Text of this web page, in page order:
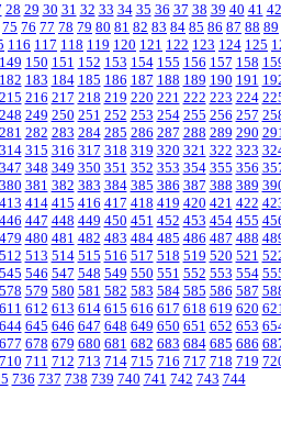
28 29 30 31 32 33 34 35 36 37 38 39 40 41 42
75 76 77 78 79 80 81 82 83 84 85 86 87 88 89
116 117 118 119 120 121 122 123 124 125
149 150 151 152 153 154 155 156 157 158
182 183 184 185 186 187 188 189 190 191
215 216 217 218 219 220 221 222 223 224
248 249 250 251 252 253 254 255 256 257
281 282 283 284 285 286 287 288 289 290
314 315 316 317 318 319 320 321 322 323
347 348 349 350 351 352 353 354 355 356
380 381 382 383 384 385 386 387 388 389
413 414 415 416 417 418 419 420 421 422
446 447 448 449 450 451 452 453 454 455
479 480 481 482 483 484 485 486 487 488
512 513 514 515 516 517 518 519 520 521
545 546 547 548 549 550 551 552 553 554
578 579 580 581 582 583 584 585 586 587
611 612 613 614 615 616 617 618 619 620
644 645 646 647 648 649 650 651 652 653
677 678 679 680 681 682 683 684 685 686
710 711 712 713 714 715 716 717 718 719
736 737 738 739 740 741 742 743 744